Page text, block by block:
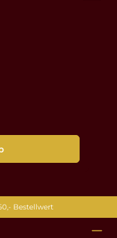
Bestellwert